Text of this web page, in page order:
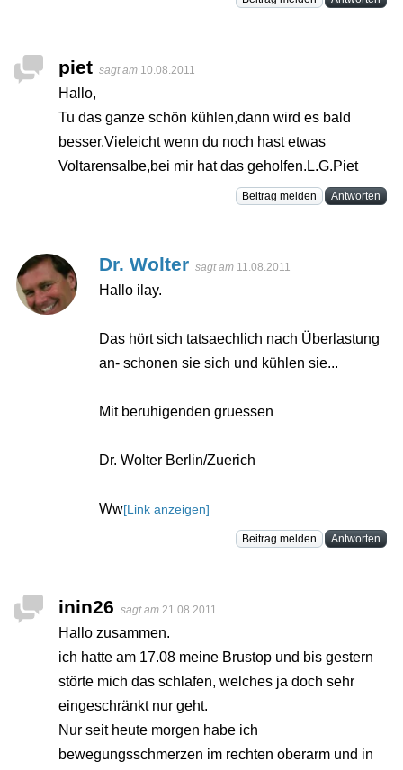
piet sagt am 10.08.2011
Hallo,
Tu das ganze schön kühlen,dann wird es bald
besser.Vieleicht wenn du noch hast etwas
Voltarensalbe,bei mir hat das geholfen.L.G.Piet
Beitrag melden Antworten
Dr. Wolter sagt am 11.08.2011
Hallo ilay.
Das hört sich tatsaechlich nach Überlastung
an- schonen sie sich und kühlen sie...
Mit beruhigenden gruessen
Dr. Wolter Berlin/Zuerich
Ww[Link anzeigen]
Beitrag melden Antworten
inin26 sagt am 21.08.2011
Hallo zusammen.
ich hatte am 17.08 meine Brustop und bis gestern
störte mich das schlafen, welches ja doch sehr
eingeschränkt nur geht.
Nur seit heute morgen habe ich
bewegungsschmerzen im rechten oberarm und in